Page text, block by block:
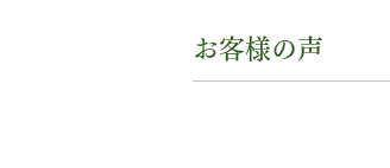
お客様の声